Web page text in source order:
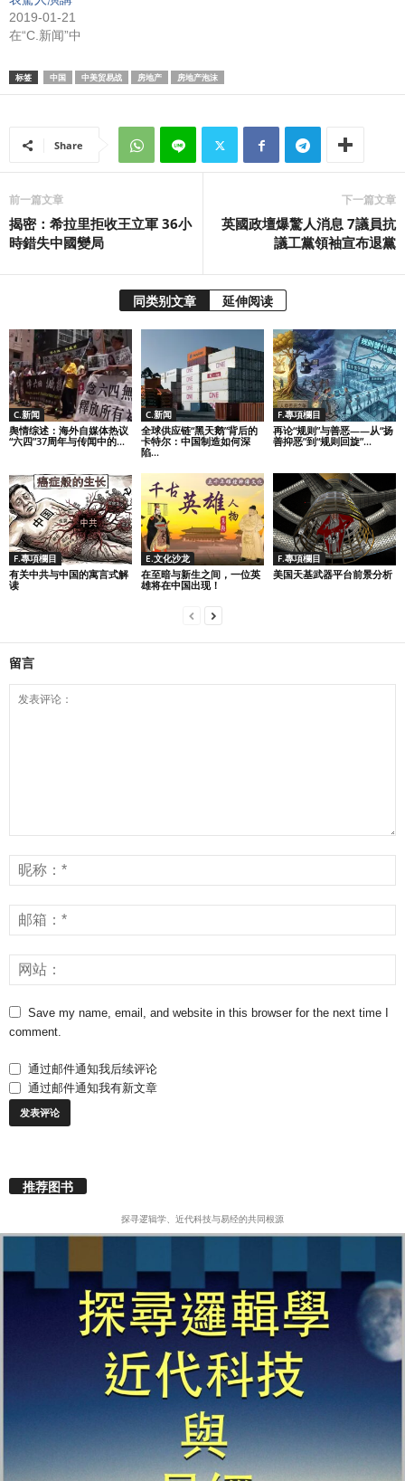
2019-01-21
在“C.新闻”中
标签 中国 中美贸易战 房地产 房地产泡沫
Share
前一篇文章
揭密：希拉里拒收王立軍 36小
時錯失中國變局
下一篇文章
英國政壇爆驚人消息 7議員抗
議工黨領袖宣布退黨
同类别文章 延伸阅读
C.新闻
舆情综述：海外自媒体热议
“六四”37周年与传闻中的...
C.新闻
全球供应链“黑天鹅”背后的
卡特尔：中国制造如何深
陷...
F.專項欄目
再论“规则”与善恶——从“扬
善抑恶”到“规则回旋”...
F.專項欄目
有关中共与中国的寓言式解
读
E.文化沙龙
在至暗与新生之间，一位英
雄将在中国出现！
F.專項欄目
美国天基武器平台前景分析
留言
Save my name, email, and website in this browser for the next time I
comment.
通过邮件通知我后续评论
通过邮件通知我有新文章
推荐图书
探寻逻辑学、近代科技与易经的共同根源